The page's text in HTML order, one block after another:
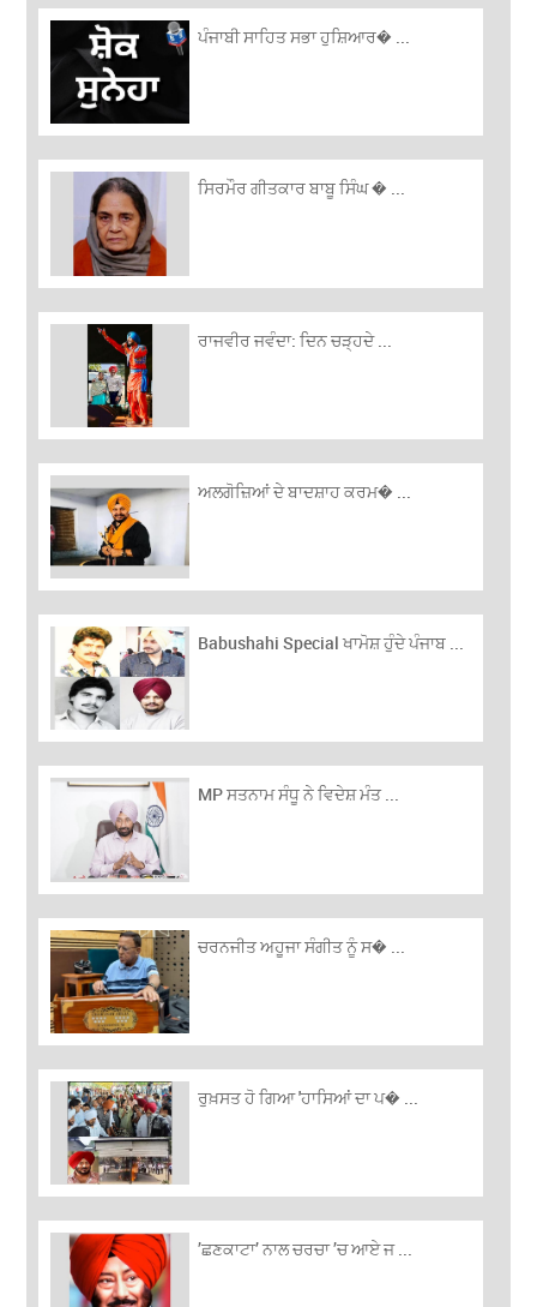
ਪੰਜਾਬੀ ਸਾਹਿਤ ਸਭਾ ਹੁਸ਼ਿਆਰ� ...
ਸਿਰਮੌਰ ਗੀਤਕਾਰ ਬਾਬੂ ਸਿੰਘ � ...
ਰਾਜਵੀਰ ਜਵੰਦਾ: ਦਿਨ ਚੜ੍ਹਦੇ ...
ਅਲਗੋਜ਼‍ਿਆਂ ਦੇ ਬਾਦਸ਼ਾਹ ਕਰਮ� ...
Babushahi Special ਖਾਮੋਸ਼ ਹੁੰਦੇ ਪੰਜਾਬ ...
MP ਸਤਨਾਮ ਸੰਧੂ ਨੇ ਵਿਦੇਸ਼ ਮੰਤ ...
ਚਰਨਜੀਤ ਅਹੂਜਾ ਸੰਗੀਤ ਨੂੰ ਸ� ...
ਰੁਖ਼ਸਤ ਹੋ ਗਿਆ 'ਹਾਸਿਆਂ ਦਾ ਪ� ...
’ਛਣਕਾਟਾ’ ਨਾਲ ਚਰਚਾ ’ਚ ਆਏ ਜ ...